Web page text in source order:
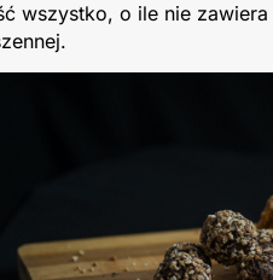
wszystko, o ile nie